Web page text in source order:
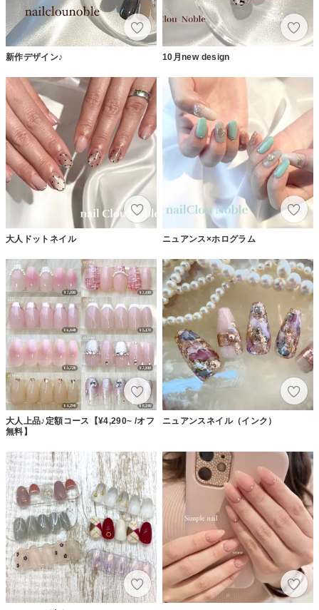
新作デザイン♪ 10月new design
大人ドットネイル ニュアンス×ホログラム
大人上品♪定額コース【¥4,290~ /オフ
無料】
ニュアンスネイル（インク）